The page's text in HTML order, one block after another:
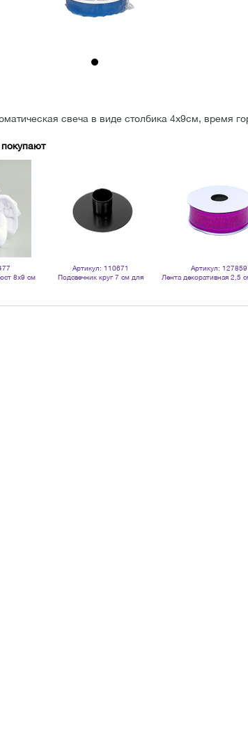
свеча в виде столбика 4х9см, время
8х9 см
Артикул: 110671
Подсвечник круг 7 см для
Артикул: 127859
Лента декоративная 2,5